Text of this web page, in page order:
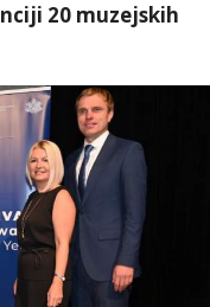
20 muzejskih